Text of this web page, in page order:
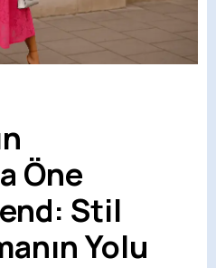
Öne
Stil
Yolu